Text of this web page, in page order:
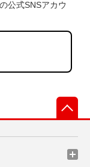
公式SNSアカウ